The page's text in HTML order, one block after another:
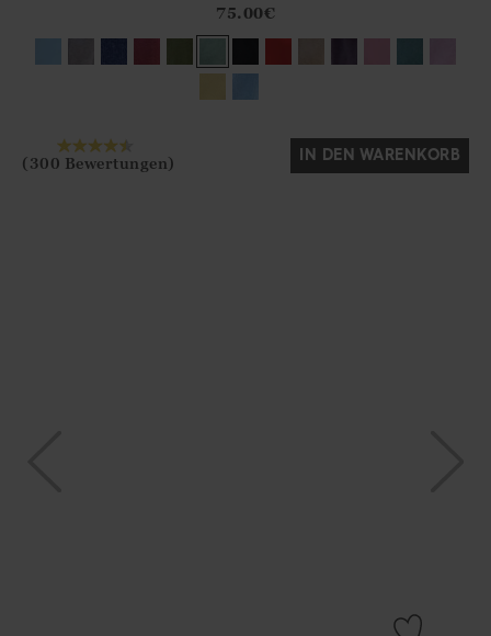
?? ""
Ja Nein
75.00€
(300 Bewertungen) IN DEN WARENKORB